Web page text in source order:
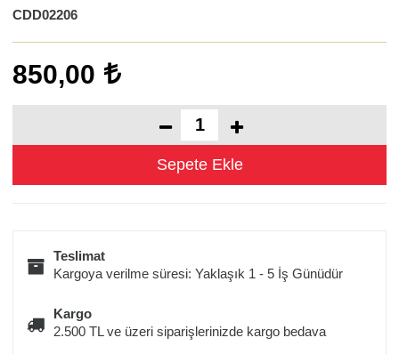
CDD02206
850,00
Teslimat
Kargoya verilme süresi: Yaklaşık 1 - 5 İş Günüdür
Kargo
2.500 TL ve üzeri siparişlerinizde kargo bedava